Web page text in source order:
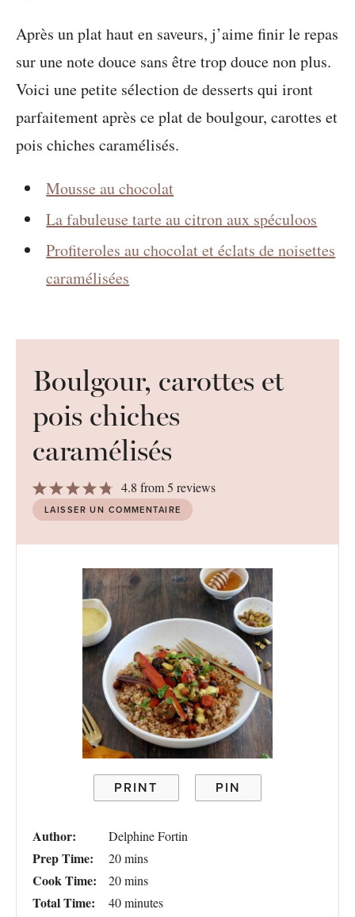
Après un plat haut en saveurs, j’aime finir le repas
sur une note douce sans être trop douce non plus.
Voici une petite sélection de desserts qui iront
parfaitement après ce plat de boulgour, carottes et
pois chiches caramélisés.
Mousse au chocolat
La fabuleuse tarte au citron aux spéculoos
Profiteroles au chocolat et éclats de noisettes
caramélisées
Boulgour, carottes et
pois chiches
caramélisés
Stars
4
Stars
3
Stars
2
Stars
1
Star
4.8 from5 reviews
LAISSER UN COMMENTAIRE
PRINT PIN
Author: Delphine Fortin
Prep Time: 20 mins
Cook Time: 20 mins
Total Time: 40 minutes